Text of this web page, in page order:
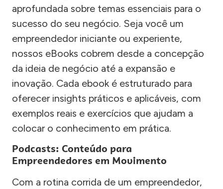
aprofundada sobre temas essenciais para o
sucesso do seu negócio. Seja você um
empreendedor iniciante ou experiente,
nossos eBooks cobrem desde a concepção
da ideia de negócio até a expansão e
inovação. Cada ebook é estruturado para
oferecer insights práticos e aplicáveis, com
exemplos reais e exercícios que ajudam a
colocar o conhecimento em prática.
Podcasts: Conteúdo para
Empreendedores em Movimento
Com a rotina corrida de um empreendedor,